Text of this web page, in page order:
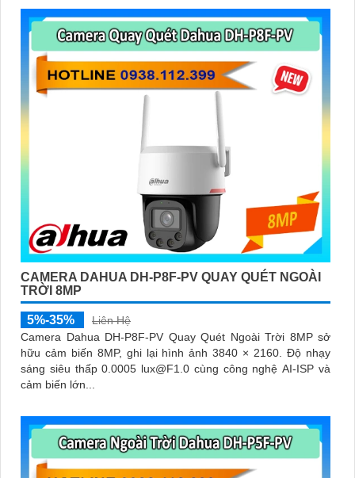
CAMERA DAHUA DH-P8F-PV QUAY QUÉT NGOÀI
TRỜI 8MP
5%-35%
Liên Hệ
Camera Dahua DH-P8F-PV Quay Quét Ngoài Trời 8MP sở
hữu cảm biến 8MP, ghi lại hình ảnh 3840 × 2160. Độ nhạy
sáng siêu thấp 0.0005 lux@F1.0 cùng công nghệ AI-ISP và
cảm biến lớn...